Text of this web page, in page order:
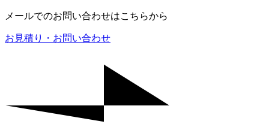
メールでのお問い合わせはこちらから
お見積り・お問い合わせ